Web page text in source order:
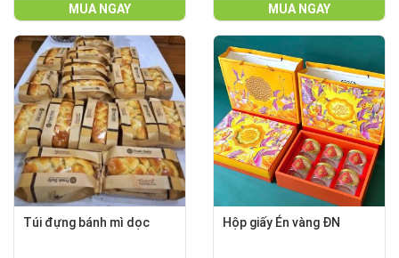
MUA NGAY MUA NGAY
Túi đựng bánh mì dọc Hộp giấy Én vàng ĐN